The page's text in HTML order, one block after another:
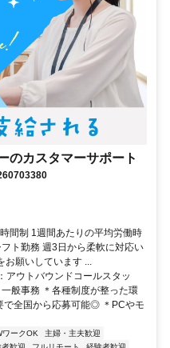
のカスタマーサポート
間制 1週間あたりの平均労働時
ト勤務 週3日から柔軟に対応い
願いしています ...
アウトバウンドコールスタッ
般事務 ＊各種制度が整った環
で全国から応募可能◎ ＊PCやモ
ワークOK
主婦・主夫歓迎